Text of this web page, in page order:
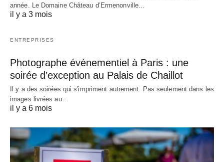
année. Le Domaine Château d’Ermenonville…
il y a 3 mois
ENTREPRISES
Photographe événementiel à Paris : une
soirée d’exception au Palais de Chaillot
Il y a des soirées qui s'impriment autrement. Pas seulement dans les
images livrées au…
il y a 6 mois